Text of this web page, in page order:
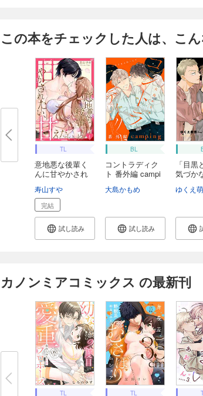
この本をチェックした人は、こ
TL
意地悪な後輩く
んに甘やかされ
寿山すや
完結
試し読み
BL
コントラディク
ト 番外編 campi
大島かもめ
試し読み
「目黒
気づか
ゆくえ
カノンミアコミックス の最新刊
TL TL